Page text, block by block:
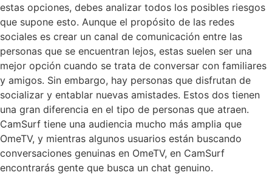
estas opciones, debes analizar todos los posibles riesgos
que supone esto. Aunque el propósito de las redes
sociales es crear un canal de comunicación entre las
personas que se encuentran lejos, estas suelen ser una
mejor opción cuando se trata de conversar con familiares
y amigos. Sin embargo, hay personas que disfrutan de
socializar y entablar nuevas amistades. Estos dos tienen
una gran diferencia en el tipo de personas que atraen.
CamSurf tiene una audiencia mucho más amplia que
OmeTV, y mientras algunos usuarios están buscando
conversaciones genuinas en OmeTV, en CamSurf
encontrarás gente que busca un chat genuino.